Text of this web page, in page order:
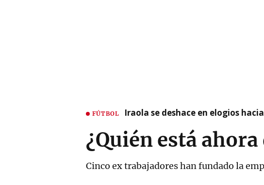
FÚTBOL Iraola se deshace en elogios
¿Quién está
Cinco ex trabajadores han fundado la